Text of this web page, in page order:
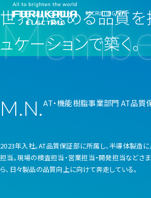
RECRUITING SITE
世界が認める品質を
ュケーションで築く。
M.N.AT・機能樹脂事業部門 AT品質
2023年入社。AT品質保証部に所属し、半導体製造
担当。現場の検査担当・営業担当・開発担当などさ
ら、日々製品の品質向上に向けて奔走している。
事業紹介
勤務地について
社員紹介
基礎研究 Y.H.
応用研究 R.K.
働く環境
ワークライフバランス
スペシャルコンテンツ